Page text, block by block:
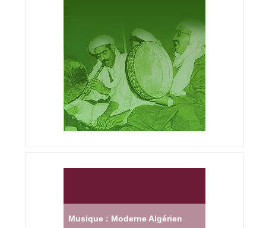
Musique : Moderne Algérien